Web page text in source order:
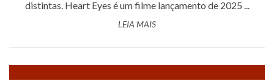
distintas. Heart Eyes é um filme lançamento de 2025 ...
LEIA MAIS